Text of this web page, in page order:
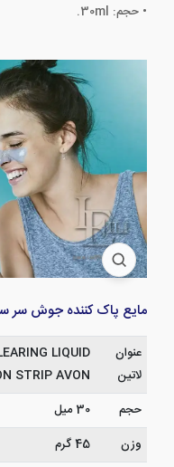
• حجم: 30ml.
مایع پاک کننده جوش سر
عنوان
لاتین
LIQUID
STRIP AVON
حجم
30 میل
وزن
45 گرم